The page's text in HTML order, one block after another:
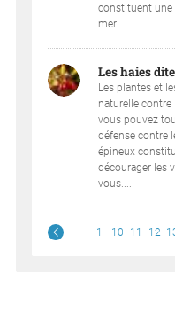
constituent une
mer....
Les haies
Les plantes et
naturelle contre
vous pouvez
défense contre
épineux
décourager les
vous....
1 10 11 12